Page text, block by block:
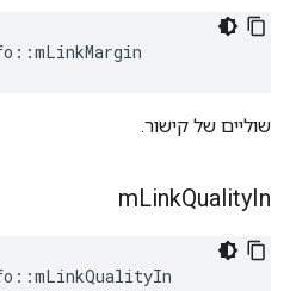
::mLinkMargin
שוליים של קישור.
mLinkQualityIn
::mLinkQualityIn